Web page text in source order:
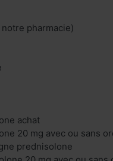
pharmacie)
achat
20 mg avec ou sans
prednisolone